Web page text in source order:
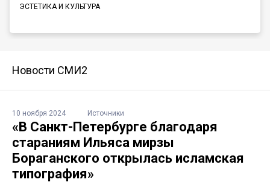
ЭСТЕТИКА И КУЛЬТУРА
Новости СМИ2
10 ноября 2024 Источники
«В Санкт-Петербурге благодаря
стараниям Ильяса мирзы
Бораганского открылась исламская
типография»